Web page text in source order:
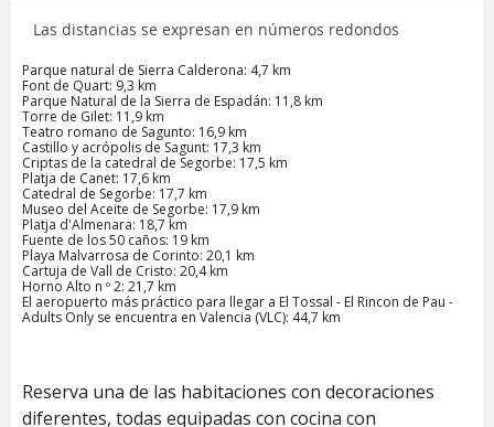
Las distancias se expresan en números redondos
Parque natural de Sierra Calderona: 4,7 km
Font de Quart: 9,3 km
Parque Natural de la Sierra de Espadán: 11,8 km
Torre de Gilet: 11,9 km
Teatro romano de Sagunto: 16,9 km
Castillo y acrópolis de Sagunt: 17,3 km
Criptas de la catedral de Segorbe: 17,5 km
Platja de Canet: 17,6 km
Catedral de Segorbe: 17,7 km
Museo del Aceite de Segorbe: 17,9 km
Platja d'Almenara: 18,7 km
Fuente de los 50 caños: 19 km
Playa Malvarrosa de Corinto: 20,1 km
Cartuja de Vall de Cristo: 20,4 km
Horno Alto n º 2: 21,7 km
El aeropuerto más práctico para llegar a El Tossal - El Rincon de Pau -
Adults Only se encuentra en Valencia (VLC): 44,7 km
Reserva una de las habitaciones con decoraciones
diferentes, todas equipadas con cocina con